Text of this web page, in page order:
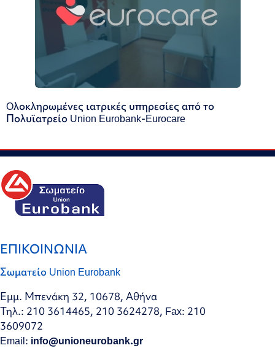
Oλοκληρωμένες ιατρικές υπηρεσίες από το
Πολυϊατρείο Union Eurobank-Eurocare
ΕΠΙΚΟΙΝΩΝΙΑ
Σωματείο Union Eurobank
Εμμ. Μπενάκη 32, 10678, Αθήνα
Τηλ.: 210 3614465, 210 3624278, Fax: 210
3609072
Email: info@unioneurobank.gr